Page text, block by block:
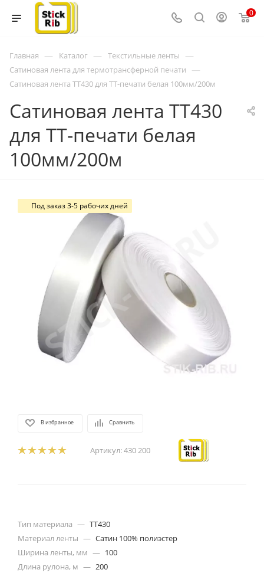
0
Главная — Каталог — Текстильные ленты —
Сатиновая лента для термотрансферной печати —
Сатиновая лента TT430 для ТТ-печати белая 100мм/200м
Сатиновая лента TT430
для ТТ-печати белая
100мм/200м
Под заказ 3-5 рабочих дней
В избранное Сравнить
Артикул:430 200
Тип материала — TT430
Материал ленты — Сатин 100% полиэстер
Ширина ленты, мм — 100
Длина рулона, м — 200